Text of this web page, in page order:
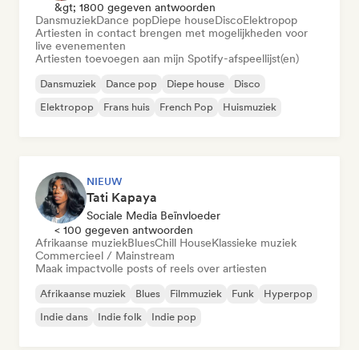
&gt; 1800 gegeven antwoorden
DansmuziekDance popDiepe houseDiscoElektropop
Artiesten in contact brengen met mogelijkheden voor
live evenementen
Artiesten toevoegen aan mijn Spotify-afspeellijst(en)
Dansmuziek Dance pop Diepe house
Disco
Elektropop
Frans huis French Pop Huismuziek
NIEUW
Tati Kapaya
Sociale Media Beïnvloeder
< 100 gegeven antwoorden
Afrikaanse muziekBluesChill HouseKlassieke muziek
Commercieel / Mainstream
Maak impactvolle posts of reels over artiesten
Afrikaanse muziek Blues Filmmuziek Funk
Hyperpop
Indie dans
Indie folk Indie pop